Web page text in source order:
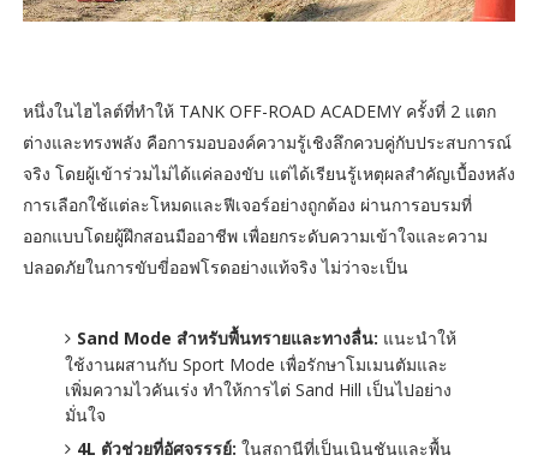
หนึ่งในไฮไลต์ที่ทำให้ TANK OFF-ROAD ACADEMY ครั้งที่ 2 แตก
ต่างและทรงพลัง คือการมอบองค์ความรู้เชิงลึกควบคู่กับประสบการณ์
จริง โดยผู้เข้าร่วมไม่ได้แค่ลองขับ แต่ได้เรียนรู้เหตุผลสำคัญเบื้องหลัง
การเลือกใช้แต่ละโหมดและฟีเจอร์อย่างถูกต้อง ผ่านการอบรมที่
ออกแบบโดยผู้ฝึกสอนมืออาชีพ เพื่อยกระดับความเข้าใจและความ
ปลอดภัยในการขับขี่ออฟโรดอย่างแท้จริง ไม่ว่าจะเป็น
Sand Mode สำหรับพื้นทรายและทางลื่น: แนะนำให้
ใช้งานผสานกับ Sport Mode เพื่อรักษาโมเมนตัมและ
เพิ่มความไวคันเร่ง ทำให้การไต่ Sand Hill เป็นไปอย่าง
มั่นใจ
4L ตัวช่วยที่อัศจรรรย์: ในสถานีที่เป็นเนินชันและพื้น